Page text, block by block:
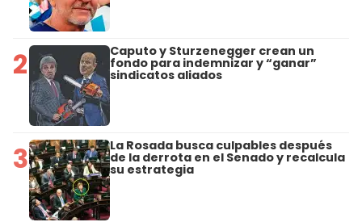
2 Caputo y Sturzenegger crean un
fondo para indemnizar y “ganar”
sindicatos aliados
3 La Rosada busca culpables después
de la derrota en el Senado y recalcula
su estrategia